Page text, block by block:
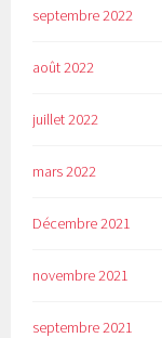
septembre 2022
août 2022
juillet 2022
mars 2022
Décembre 2021
novembre 2021
septembre 2021